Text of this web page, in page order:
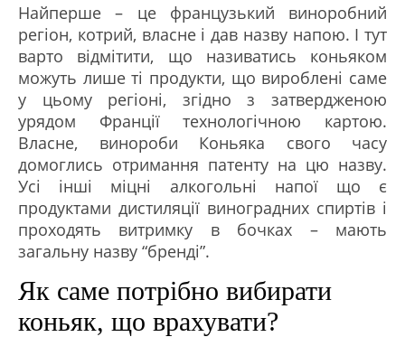
Найперше – це французький виноробний
регіон, котрий, власне і дав назву напою. І тут
варто відмітити, що називатись коньяком
можуть лише ті продукти, що вироблені саме
у цьому регіоні, згідно з затвердженою
урядом Франції технологічною картою.
Власне, винороби Коньяка свого часу
домоглись отримання патенту на цю назву.
Усі інші міцні алкогольні напої що є
продуктами дистиляції виноградних спиртів і
проходять витримку в бочках – мають
загальну назву “бренді”.
Як саме потрібно вибирати
коньяк, що врахувати?